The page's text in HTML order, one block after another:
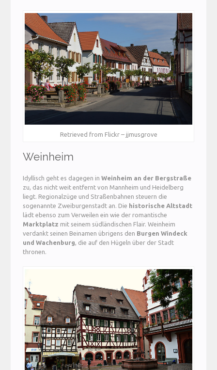
Retrieved from Flickr – jjmusgrove
Weinheim
Idyllisch geht es dagegen inWeinheim an der Bergstraße
zu, das nicht weit entfernt von Mannheim und Heidelberg
liegt. Regionalzüge und Straßenbahnen steuern die
sogenannte Zweiburgenstadt an. Die historische Altstadt
lädt ebenso zum Verweilen ein wie der romantische
Marktplatz mit seinem südländischen Flair. Weinheim
verdankt seinen Beinamen übrigens den Burgen Windeck
und Wachenburg, die auf den Hügeln über der Stadt
thronen.